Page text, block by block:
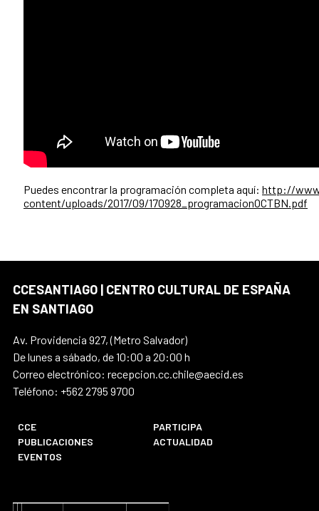
Puedes encontrar la programación completa aquí: http://
content/uploads/2017/09/170928_programacionOCTBN.pdf
CCESANTIAGO | CENTRO CULTURAL DE ESPAÑA
EN SANTIAGO
Av. Providencia 927, (Metro Salvador)
De lunes a sábado, de 10:00 a 20:00 h
Correo electrónico: recepcion.cc.chile@aecid.es
Teléfono: +562 2795 9700
CCE
PARTICIPA
PUBLICACIONES
ACTUALIDAD
EVENTOS